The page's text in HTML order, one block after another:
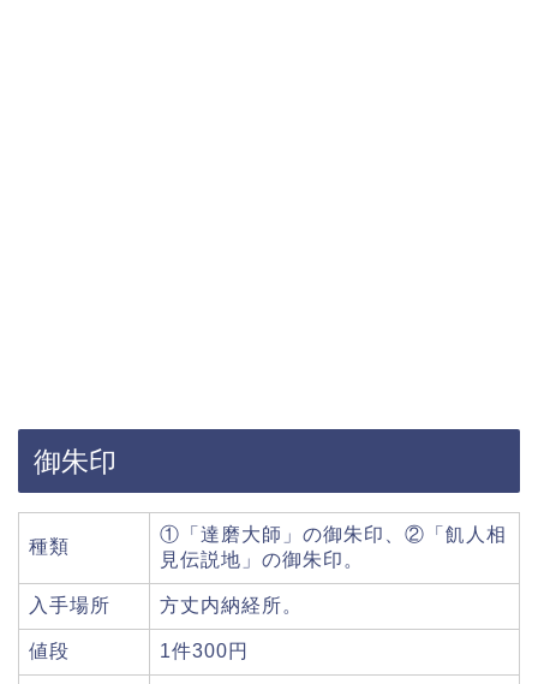
御朱印
種類
①「達磨大師」の御朱印、②「飢人相
見伝説地」の御朱印。
入手場所 方丈内納経所。
値段 1件300円